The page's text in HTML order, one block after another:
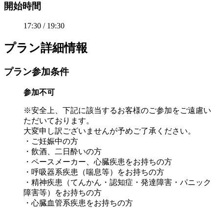
開始時間
17:30 / 19:30
プラン詳細情報
プラン参加条件
参加不可
※安全上、下記に該当するお客様のご参加をご遠慮い
ただいております。
大変申し訳ございませんが予めご了承ください。
・ご妊娠中の方
・飲酒、二日酔いの方
・ペースメーカー、心臓疾患をお持ちの方
・呼吸器系疾患（喘息等）をお持ちの方
・精神疾患（てんかん・認知症・発達障害・パニック
障害等）をお持ちの方
・心臓血管系疾患をお持ちの方